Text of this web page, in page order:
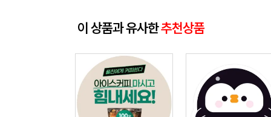
이 상품과 유사한추천상품